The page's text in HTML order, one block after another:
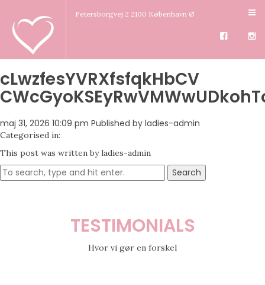
Petersborgvej 2 2100 København Ø
cLwzfesYVRXfsfqkHbCV
maj 31, 2026 10:09 pm Published by ladies-admin
Categorised in:
This post was written by ladies-admin
Search
TESTIMONIALS
Hvor vi gør en forskel